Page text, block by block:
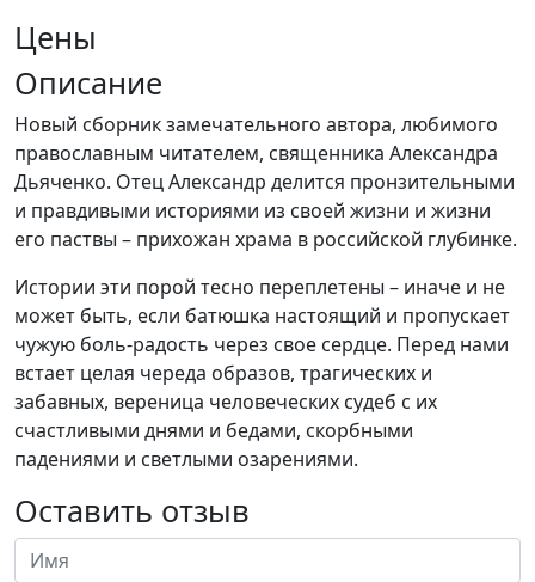
Цены
Описание
Новый сборник замечательного автора, любимого
православным читателем, священника Александра
Дьяченко. Отец Александр делится пронзительными
и правдивыми историями из своей жизни и жизни
его паствы – прихожан храма в российской глубинке.
Истории эти порой тесно переплетены – иначе и не
может быть, если батюшка настоящий и пропускает
чужую боль-радость через свое сердце. Перед нами
встает целая череда образов, трагических и
забавных, вереница человеческих судеб с их
счастливыми днями и бедами, скорбными
падениями и светлыми озарениями.
Оставить отзыв